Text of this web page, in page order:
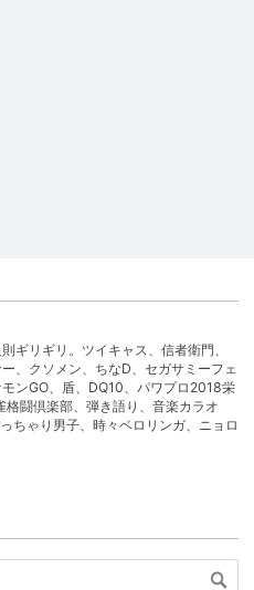
ギリギリ。ツイキャス、信者衛門、
、クソメン、ちなD、セガサミーフェ
ンGO、盾、DQ10、パワプロ2018栄
闘倶楽部、弾き語り、音楽カラオ
ちゃり男子、時々ベロリンガ、ニョロ